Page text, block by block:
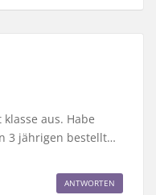
aus. Habe
3 jährigen bestellt…
ANTWORTEN